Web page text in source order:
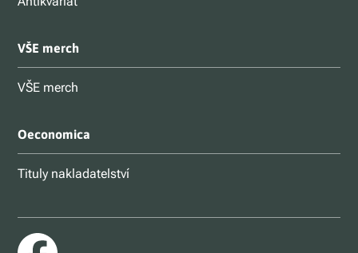
VŠE merch
VŠE merch
Oeconomica
Tituly nakladatelství